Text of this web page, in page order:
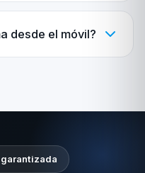
desde el móvil?